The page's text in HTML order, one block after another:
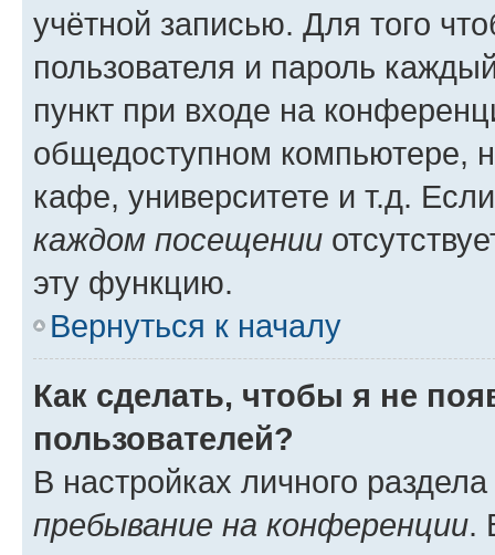
учётной записью. Для того
пользователя и пароль
пункт при входе на
общедоступном компьютере,
кафе, университете и т.д.
каждом посещении
эту функцию.
Вернуться к началу
Как сделать, чтобы я не
пользователей?
В настройках личного
пребывание на конференции.